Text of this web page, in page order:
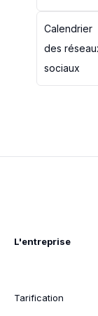
Calendrier
des
sociaux
L'entreprise
Tarification